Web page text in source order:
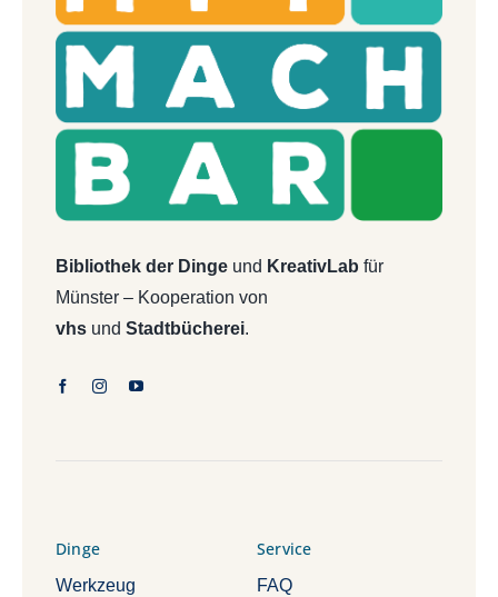
Bibliothek der Dingeund KreativLab für
Münster – Kooperation von
vhsund Stadtbücherei.
Dinge
Werkzeug
Service
FAQ